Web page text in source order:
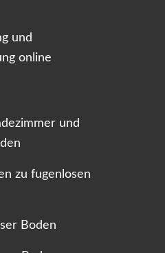
und
online
und
zu fugenlosen
Boden